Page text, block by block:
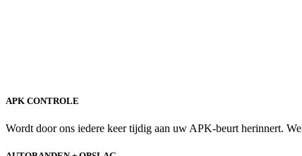
APK CONTROLE
Wordt door ons iedere keer tijdig aan uw APK-beurt herinnert.